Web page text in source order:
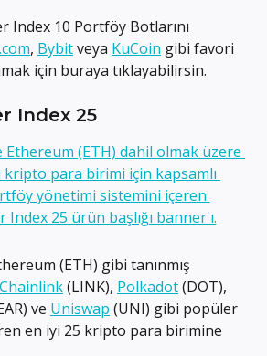
Index 10 Portföy Botlarını
, Bybit veya KuCoin gibi favori
için buraya tıklayabilirsin.
Index 25
(ETH) gibi tanınmış
Chainlink (LINK), Polkadot (DOT),
ve Uniswap (UNI) gibi popüler
en iyi 25 kripto para birimine